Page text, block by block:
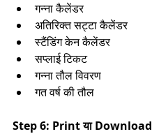
गन्ना कैलेंडर​
अतिरिक्त सट्टा कैलेंडर​
स्टैंडिंग केन कैलेंडर​
सप्लाई टिकट​
गन्ना तौल विवरण​
गत वर्ष की तौल​
Step 6: Print या Download